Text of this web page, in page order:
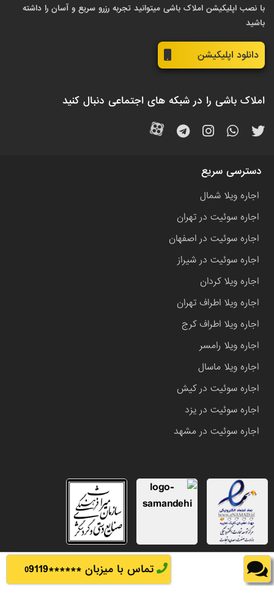
تماس با میزبان ****** 09119
با نصب اپلیکیشن املاک باشی میتوانید تجربه رزرو سریع و آسان را داشته
باشید
دانلود اپلیکیشن
املاک باشی را در شبکه های اجتماعی دنبال کنید
دسترسی سریع
اجاره ویلا شمال
اجاره سوئیت در تهران
اجاره سوئیت در اصفهان
اجاره سوئیت در شیراز
اجاره ویلا کردان
اجاره ویلا اطراف تهران
اجاره ویلا اطراف کرج
اجاره ویلا رامسر
اجاره ویلا ماسال
اجاره سوئیت در کیش
اجاره سوئیت در یزد
اجاره سوئیت در مشهد
تمامی حقوق این وب سایت متعلق به املاک باشی می باشد.